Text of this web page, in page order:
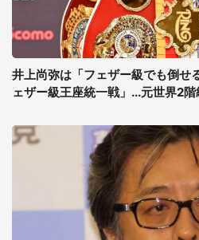
井上尚弥は「フェザー級でも倒せ
ェザー級王座統一戦」...元世界2